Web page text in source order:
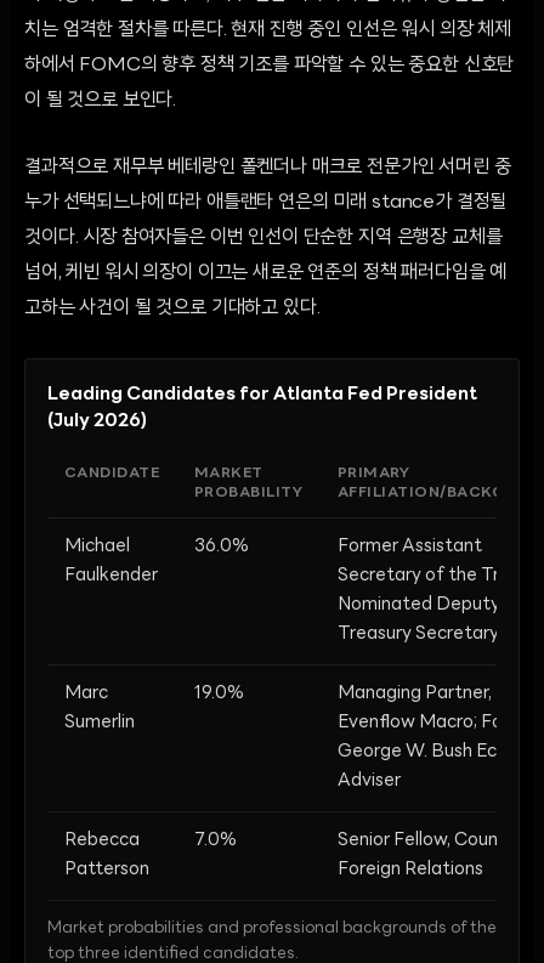
치는 엄격한 절차를 따른다. 현재 진행 중인 인선은 워시 의장 체제
하에서 FOMC의 향후 정책 기조를 파악할 수 있는 중요한 신호탄
이 될 것으로 보인다.
결과적으로 재무부 베테랑인 폴켄더나 매크로 전문가인 서머린 중
누가 선택되느냐에 따라 애틀랜타 연은의 미래 stance가 결정될
것이다. 시장 참여자들은 이번 인선이 단순한 지역 은행장 교체를
넘어, 케빈 워시 의장이 이끄는 새로운 연준의 정책 패러다임을 예
고하는 사건이 될 것으로 기대하고 있다.
Leading Candidates for Atlanta Fed President
(July 2026)
CANDIDATE
MARKET
PROBABILITY
PRIMARY
AFFILIATION/
Michael
Faulkender
36.0%
Former Assistant
Secretary of the
Nominated Deputy
Treasury Secretary
Marc
Sumerlin
19.0%
Managing Partner,
Evenflow Macro; Former
George W. Bush
Adviser
Rebecca
Patterson
7.0%
Senior Fellow, Council on
Foreign Relations
Market probabilities and professional backgrounds of the
top three identified candidates.